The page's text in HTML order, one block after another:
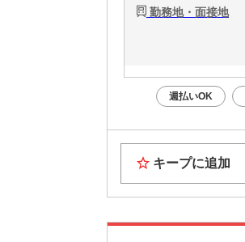
勤務地・面接地
週払いOK
キープに追加